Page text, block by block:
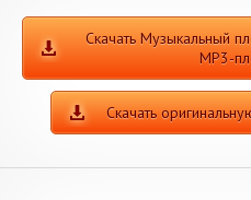
Скачать Музыкальный
MP3-
Скачать